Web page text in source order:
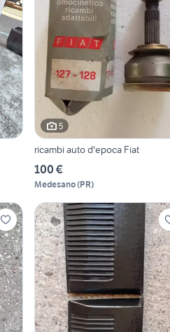
5
ricambi auto d'epoca Fiat
100 €
Medesano(PR)